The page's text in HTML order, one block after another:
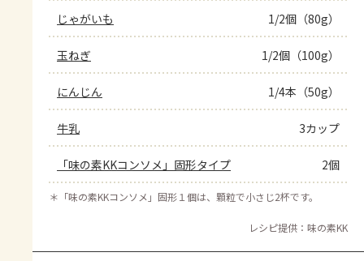
じゃがいも 1/2個（80g）
玉ねぎ 1/2個（100g）
にんじん 1/4本（50g）
牛乳 3カップ
「味の素KKコンソメ」固形タイプ 2個
＊ 「味の素KKコンソメ」固形１個は、顆粒で小さじ2杯です。
レシピ提供：味の素KK